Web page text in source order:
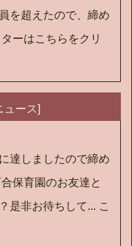
を超えたので、締め
ーはこちらをクリ
ース]
達しましたので締め
保育園のお友達と
是非お待ちして... こ